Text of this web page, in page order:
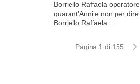
Borriello Raffaela
quarant’Anni e non per
Borriello Raffaela ...
Pagina 1 di 155